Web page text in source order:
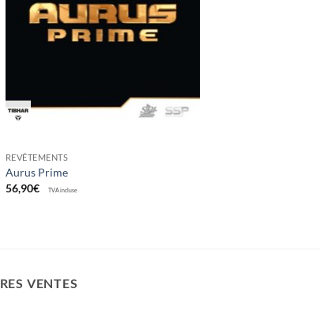
REVÊTEMENTS
Aurus Prime
56,90€ TVA incluse
VENTES